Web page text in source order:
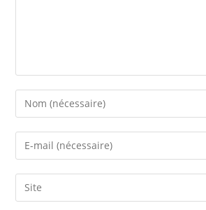
Enter
your
name
comment
Enter
your
email
address
Saisir
l’URL